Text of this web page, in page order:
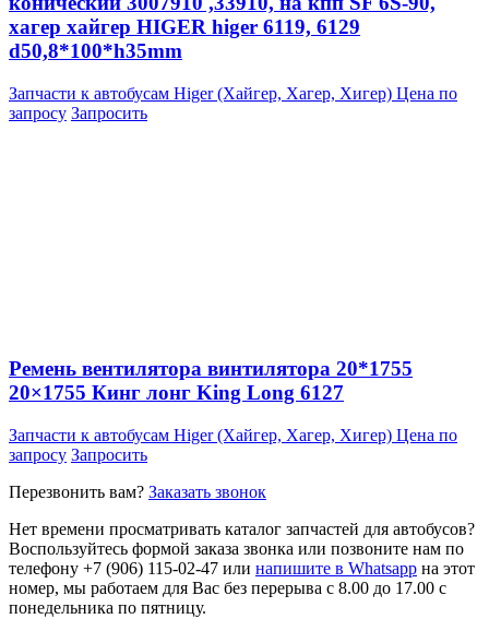
хагер хайгер HIGER higer 6119, 6129
d50,8*100*h35mm
Запчасти к автобусам Higer (Хайгер, Хагер, Хигер) Цена по
запросу Запросить
Ремень вентилятора винтилятора 20*1755
20×1755 Кинг лонг King Long 6127
Запчасти к автобусам Higer (Хайгер, Хагер, Хигер) Цена по
запросу Запросить
Перезвонить вам? Заказать звонок
Нет времени просматривать каталог запчастей для автобусов?
Воспользуйтесь формой заказа звонка или позвоните нам по
телефону +7 (906) 115-02-47 или напишите в Whatsapp на этот
номер, мы работаем для Вас без перерыва с 8.00 до 17.00 с
понедельника по пятницу.